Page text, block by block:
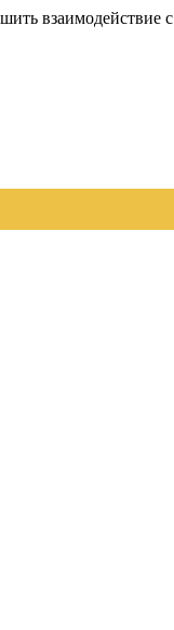
взаимодействие